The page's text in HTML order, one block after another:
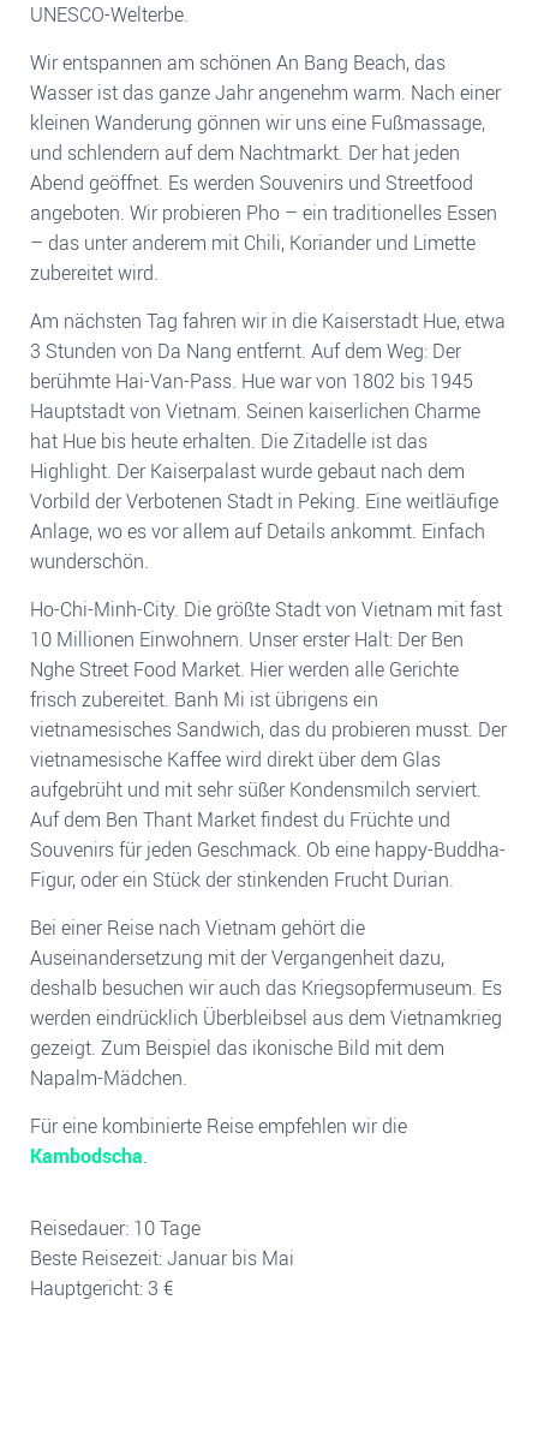
UNESCO-Welterbe.
Wir entspannen am schönen An Bang Beach, das
Wasser ist das ganze Jahr angenehm warm. Nach einer
kleinen Wanderung gönnen wir uns eine Fußmassage,
und schlendern auf dem Nachtmarkt. Der hat jeden
Abend geöffnet. Es werden Souvenirs und Streetfood
angeboten. Wir probieren Pho – ein traditionelles Essen
– das unter anderem mit Chili, Koriander und Limette
zubereitet wird.
Am nächsten Tag fahren wir in die Kaiserstadt Hue, etwa
3 Stunden von Da Nang entfernt. Auf dem Weg: Der
berühmte Hai-Van-Pass. Hue war von 1802 bis 1945
Hauptstadt von Vietnam. Seinen kaiserlichen Charme
hat Hue bis heute erhalten. Die Zitadelle ist das
Highlight. Der Kaiserpalast wurde gebaut nach dem
Vorbild der Verbotenen Stadt in Peking. Eine weitläufige
Anlage, wo es vor allem auf Details ankommt. Einfach
wunderschön.
Ho-Chi-Minh-City. Die größte Stadt von Vietnam mit fast
10 Millionen Einwohnern. Unser erster Halt: Der Ben
Nghe Street Food Market. Hier werden alle Gerichte
frisch zubereitet. Banh Mi ist übrigens ein
vietnamesisches Sandwich, das du probieren musst. Der
vietnamesische Kaffee wird direkt über dem Glas
aufgebrüht und mit sehr süßer Kondensmilch serviert.
Auf dem Ben Thant Market findest du Früchte und
Souvenirs für jeden Geschmack. Ob eine happy-Buddha-
Figur, oder ein Stück der stinkenden Frucht Durian.
Bei einer Reise nach Vietnam gehört die
Auseinandersetzung mit der Vergangenheit dazu,
deshalb besuchen wir auch das Kriegsopfermuseum. Es
werden eindrücklich Überbleibsel aus dem Vietnamkrieg
gezeigt. Zum Beispiel das ikonische Bild mit dem
Napalm-Mädchen.
Für eine kombinierte Reise empfehlen wir die
Kambodscha.
Reisedauer: 10 Tage
Beste Reisezeit: Januar bis Mai
Hauptgericht: 3 €